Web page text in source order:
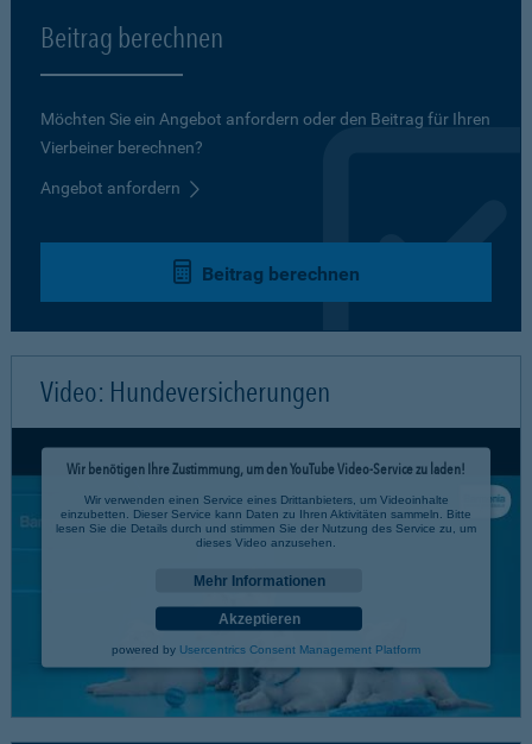
Beitrag berechnen
Möchten Sie ein Angebot anfordern oder den Beitrag für Ihren
Vierbeiner berechnen?
Angebot anfordern
Beitrag berechnen
Video: Hundeversicherungen
Wir benötigen Ihre Zustimmung, um den YouTube Video-Service zu laden!
Wir verwenden einen Service eines Drittanbieters, um Videoinhalte
einzubetten. Dieser Service kann Daten zu Ihren Aktivitäten sammeln. Bitte
lesen Sie die Details durch und stimmen Sie der Nutzung des Service zu, um
dieses Video anzusehen.
Mehr Informationen
Akzeptieren
powered by Usercentrics Consent Management Platform